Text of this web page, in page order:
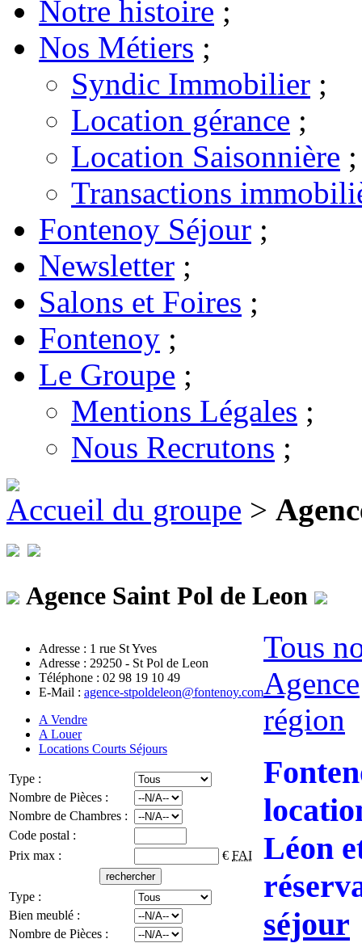
Notre histoire ;
Nos Métiers ;
Syndic Immobilier ;
Location gérance ;
Location Saisonnière ;
Transactions
Fontenoy Séjour ;
Newsletter ;
Salons et Foires ;
Fontenoy ;
Le Groupe ;
Mentions Légales ;
Nous Recrutons ;
Accueil du groupe >
Agence Saint Pol de Leon
Adresse : 1 rue St Yves
Adresse : 29250 - St Pol de Leon
Téléphone : 02 98 19 10 49
E-Mail : agence-stpoldeleon@fontenoy.com
A Vendre
A Louer
Locations Courts Séjours
Type :
Nombre de Pièces :
Nombre de Chambres :
Code postal :
Prix max :
€ FAI
Type :
Bien meublé :
Nombre de Pièces :
Tous
Agence
région
Léon
séjour